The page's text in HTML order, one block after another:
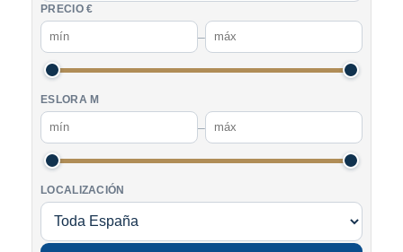
PRECIO €
–
ESLORA M
–
LOCALIZACIÓN